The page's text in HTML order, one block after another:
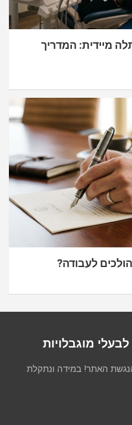
מיידית: המדריך
לעבודה?
מוגבלויות
האתר! במידה ונתקלת